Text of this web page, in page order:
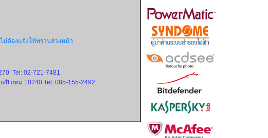
ม่ต้องแจ้งให้ทราบล่วงหน้า
Tel: 02-721-7481
ปิ กทม 10240 Tel: 085-155-2492